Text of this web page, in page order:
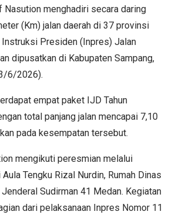
Nasution menghadiri secara daring
(Km) jalan daerah di 37 provinsi
Presiden (Inpres) Jalan
dipusatkan di Kabupaten Sampang,
6/2026).
empat paket IJD Tahun
total panjang jalan mencapai 7,10
pada kesempatan tersebut.
mengikuti peresmian melalui
Tengku Rizal Nurdin, Rumah Dinas
Sudirman 41 Medan. Kegiatan
dari pelaksanaan Inpres Nomor 11